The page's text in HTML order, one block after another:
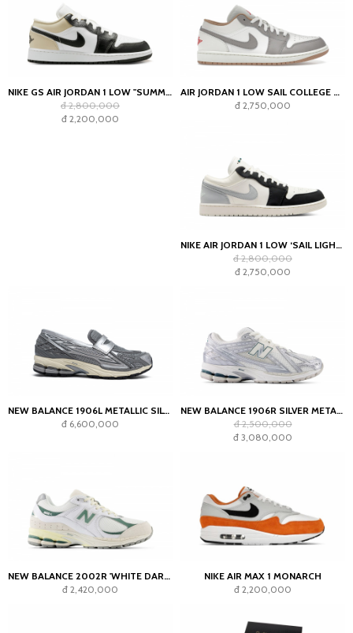
NIKE GS AIR JORDAN 1 LOW "SUMMIT WHITE/RATTAN/OFF-NOIR"
đ 2,800,000
đ 2,200,000
AIR JORDAN 1 LOW SAIL COLLEGE GREY RATTAN
đ 2,750,000
NIKE AIR JORDAN 1 LOW ‘SAIL LIGHT SMOKE GREY’
đ 2,800,000
đ 2,750,000
NEW BALANCE 1906L METALLIC SILVER
đ 6,600,000
NEW BALANCE 1906R SILVER METALLIC SEA SALT
đ 2,500,000
đ 3,080,000
NEW BALANCE 2002R 'WHITE DARK JUNIPER'
đ 2,420,000
NIKE AIR MAX 1 MONARCH
đ 2,200,000